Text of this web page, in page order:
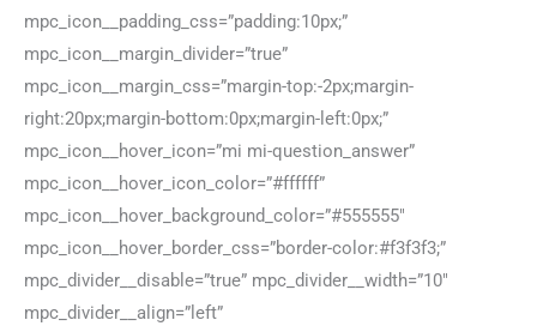
mpc_icon__padding_css=”padding:10px;”
mpc_icon__margin_divider=”true”
mpc_icon__margin_css=”margin-top:-2px;margin-
right:20px;margin-bottom:0px;margin-left:0px;”
mpc_icon__hover_icon=”mi mi-question_answer”
mpc_icon__hover_icon_color=”#ffffff”
mpc_icon__hover_background_color=”#555555″
mpc_icon__hover_border_css=”border-color:#f3f3f3;”
mpc_divider__disable=”true” mpc_divider__width=”10″
mpc_divider__align=”left”